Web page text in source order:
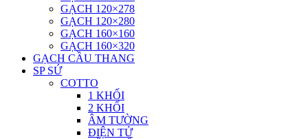
GẠCH 120×278
GẠCH 120×280
GẠCH 160×160
GẠCH 160×320
GẠCH CẦU THANG
SP SỨ
COTTO
1 KHỐI
2 KHỐI
ÂM TƯỜNG
ĐIỆN TỬ